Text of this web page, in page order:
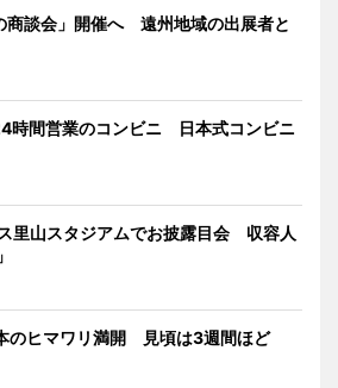
商談会」開催へ 遠州地域の出展者と
時間営業のコンビニ 日本式コンビニ
里山スタジアムでお披露目会 収容人
のヒマワリ満開 見頃は3週間ほど